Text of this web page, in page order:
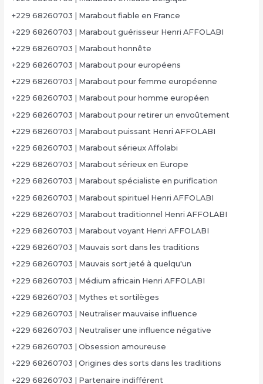
+229 68260703 | Marabout fiable en France
+229 68260703 | Marabout guérisseur Henri AFFOLABI
+229 68260703 | Marabout honnête
+229 68260703 | Marabout pour européens
+229 68260703 | Marabout pour femme européenne
+229 68260703 | Marabout pour homme européen
+229 68260703 | Marabout pour retirer un envoûtement
+229 68260703 | Marabout puissant Henri AFFOLABI
+229 68260703 | Marabout sérieux Affolabi
+229 68260703 | Marabout sérieux en Europe
+229 68260703 | Marabout spécialiste en purification
+229 68260703 | Marabout spirituel Henri AFFOLABI
+229 68260703 | Marabout traditionnel Henri AFFOLABI
+229 68260703 | Marabout voyant Henri AFFOLABI
+229 68260703 | Mauvais sort dans les traditions
+229 68260703 | Mauvais sort jeté à quelqu'un
+229 68260703 | Médium africain Henri AFFOLABI
+229 68260703 | Mythes et sortilèges
+229 68260703 | Neutraliser mauvaise influence
+229 68260703 | Neutraliser une influence négative
+229 68260703 | Obsession amoureuse
+229 68260703 | Origines des sorts dans les traditions
+229 68260703 | Partenaire indifférent